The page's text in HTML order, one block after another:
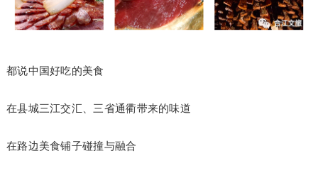
都说中国好吃的美食
在县城三江交汇、三省通衢带来的味道
在路边美食铺子碰撞与融合